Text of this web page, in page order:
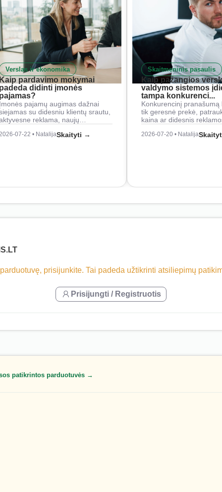
Verslas ir ekonomika
pardavimo mokymai
didinti įmonės
pajamų augimas dažnai
su didesniu klientų srautu,
reklama, naujų…
07-22 • NatalijaSkaityti →
Skaitmeninis pasaulis
Kaip pažangios
valdymo sistemos
tampa konkurenci...
Konkurencinį pranašumą
tik geresnė prekė,
kaina ar didesnis
2026-07-20 • Natalija
prisijunkite. Tai padeda užtikrinti atsiliepimų
Prisijungti / Registruotis
patikrintos parduotuvės →